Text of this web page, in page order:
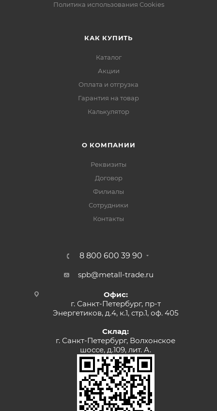
Политика использования Cookies
КАК КУПИТЬ
Каталог
Акции
Оплата и отгрузка
Гарантия на товар
Калькулятор
О КОМПАНИИ
Реквизиты
Договор
Филиалы
Сотрудники
Контакты
8 800 600 39 90
spb@metall-trade.ru
Офис:
г. Санкт-Петербург, пр-т
Энергетиков, д.4, к.1, стр.1, оф. 405
Склад:
г. Санкт-Петербург, Волхонское
шоссе, д.109, лит. А.